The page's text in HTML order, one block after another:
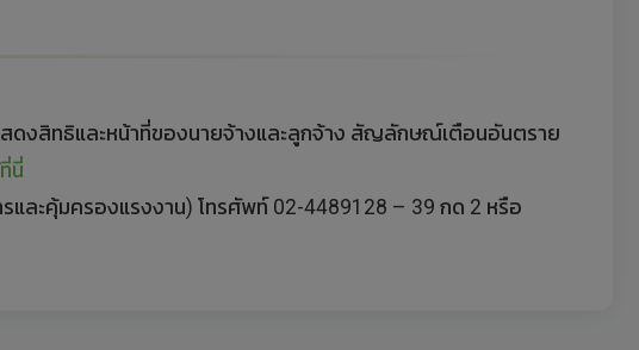
สดงสิทธิและหน้าที่ของนายจ้างและลูกจ้าง สัญลักษณ์เตือนอันตราย
ที่นี่
ละคุ้มครองแรงงาน) โทรศัพท์ 02-4489128 – 39 กด 2 หรือ